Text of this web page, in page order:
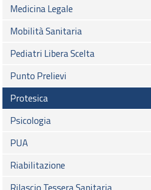
Medicina Legale
Mobilità Sanitaria
Pediatri Libera Scelta
Punto Prelievi
Protesica
Psicologia
PUA
Riabilitazione